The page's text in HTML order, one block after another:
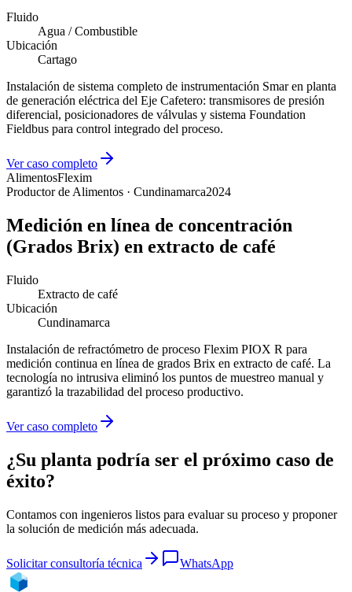
Fluido
Agua / Combustible
Ubicación
Cartago
Instalación de sistema completo de instrumentación Smar en planta
de generación eléctrica del Eje Cafetero: transmisores de presión
diferencial, posicionadores de válvulas y sistema Foundation
Fieldbus para control integrado del proceso.
Ver caso completo
AlimentosFlexim
Productor de Alimentos · Cundinamarca2024
Medición en línea de concentración
(Grados Brix) en extracto de café
Fluido
Extracto de café
Ubicación
Cundinamarca
Instalación de refractómetro de proceso Flexim PIOX R para
medición continua en línea de grados Brix en extracto de café. La
tecnología no intrusiva eliminó los puntos de muestreo manual y
garantizó la trazabilidad del proceso productivo.
Ver caso completo
¿Su planta podría ser el próximo caso de
éxito?
Contamos con ingenieros listos para evaluar su proceso y proponer
la solución de medición más adecuada.
Solicitar consultoría técnica WhatsApp